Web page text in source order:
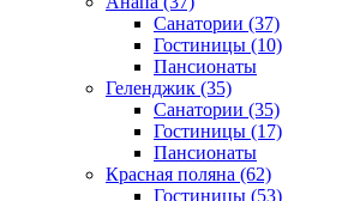
Санатории (37)
Гостиницы (10)
Пансионаты
Геленджик (35)
Санатории (35)
Гостиницы (17)
Пансионаты
Красная поляна (62)
Гостиницы (53)